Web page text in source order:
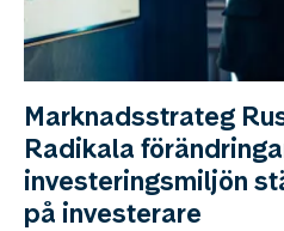
Marknadsstrateg
Radikala
investeringsmiljön
på investerare